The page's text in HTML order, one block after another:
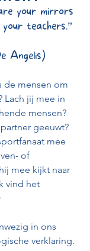
your mirrors
teachers.”
Angelis)
de mensen om
Lach jij mee in
mensen?
geeuwt?
mee
of
mee kijkt naar
vind het
in ons
verklaring.